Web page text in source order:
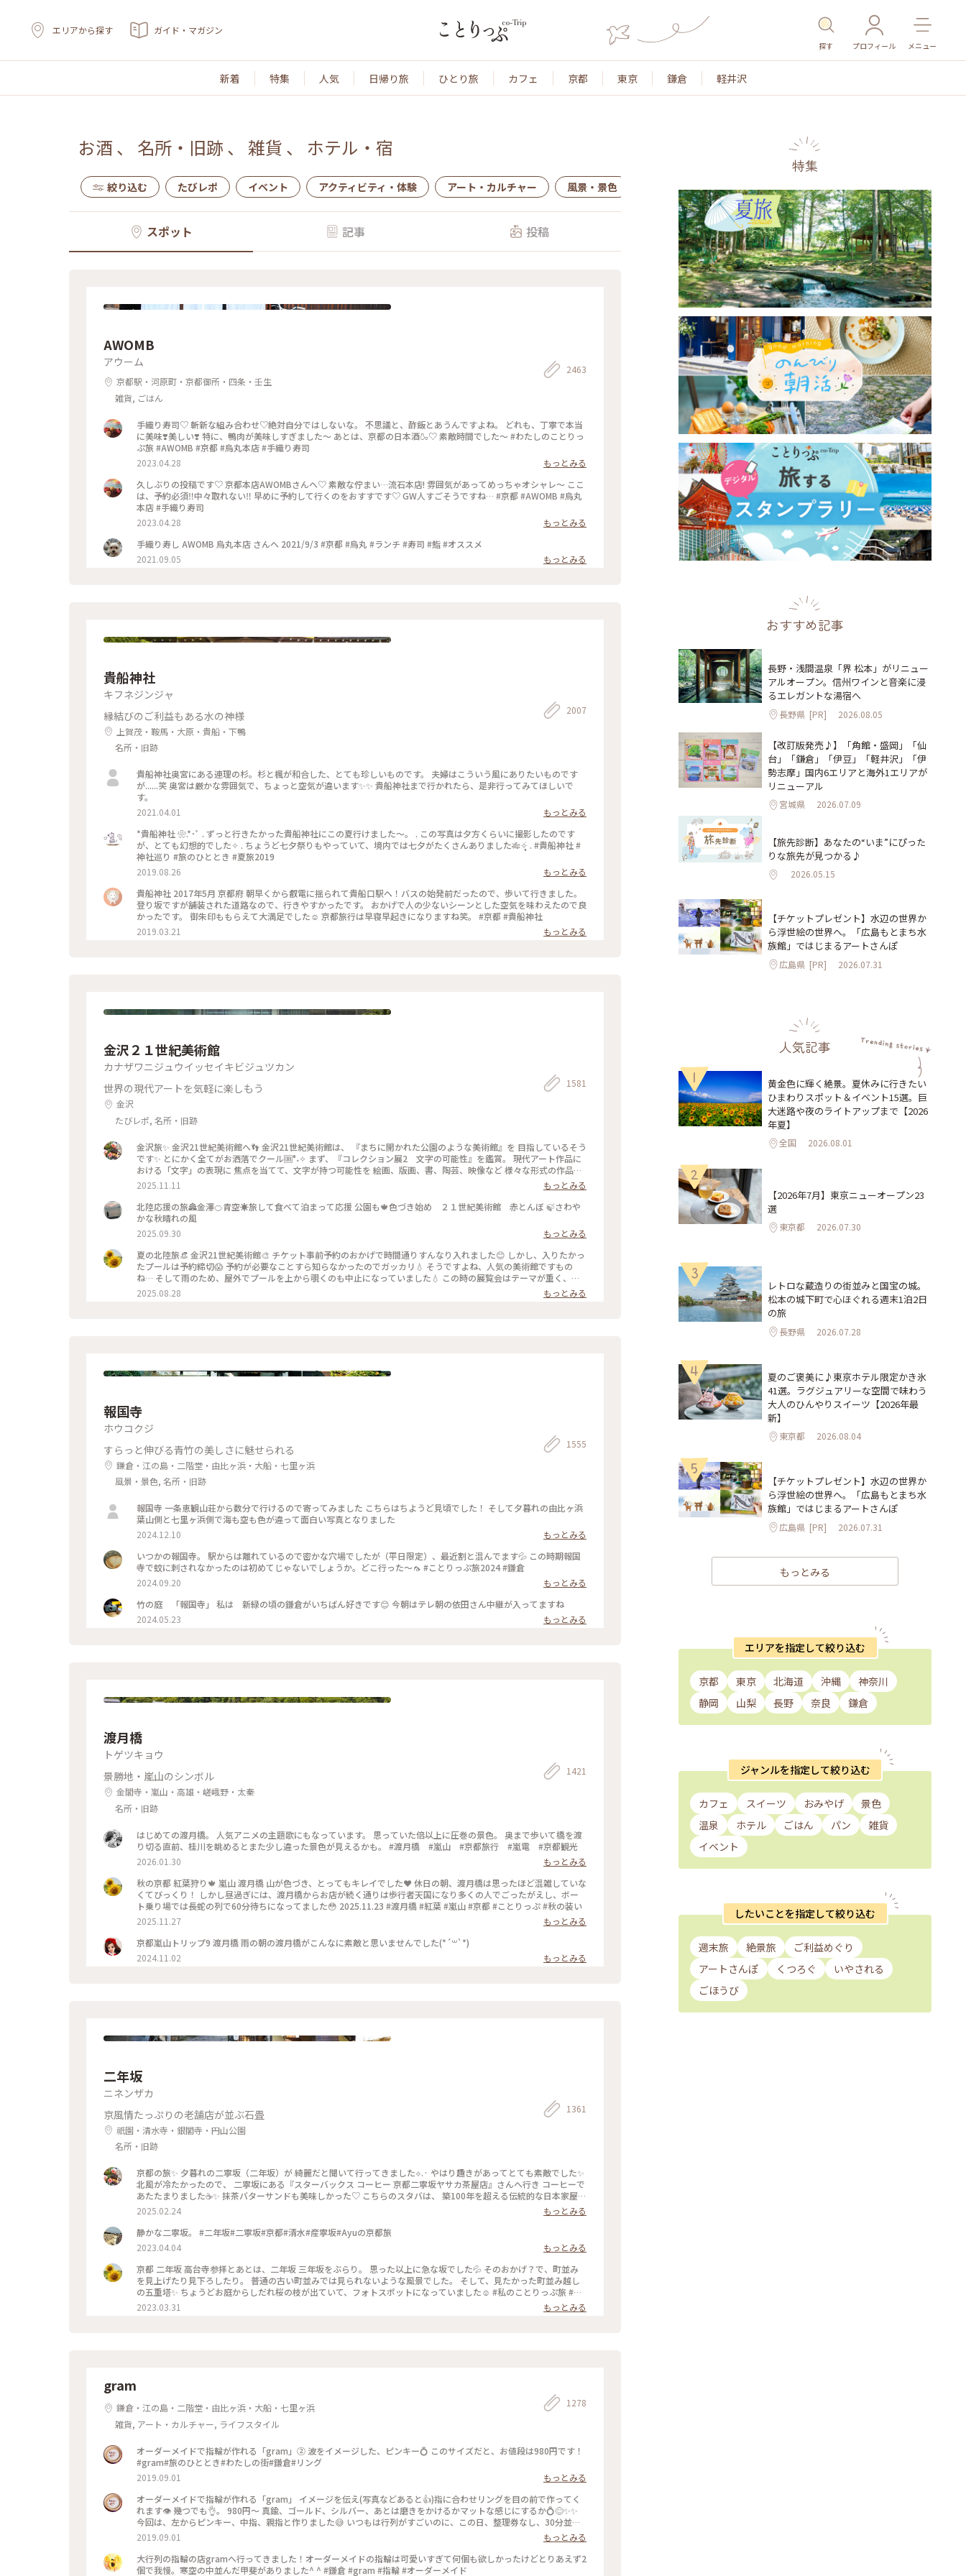
エリアから探す ガイド・マガジン
探す プロフィール メニュー
新着 特集 人気 日帰り旅 ひとり旅 カフェ 京都 東京 鎌倉 軽井沢
お酒 、 名所・旧跡 、 雑貨 、 ホテル・宿
絞り込む たびレポ イベント アクティビティ・体験 アート・カルチャー 風景・景色 名所・旧跡 温泉・スパ その他施設 ごはん
スポット 記事 投稿
AWOMB
アウーム
京都駅・河原町・京都御所・四条・壬生
雑貨, ごはん
2463
手織り寿司♡ 斬新な組み合わせ♡絶対自分ではしないな。 不思議と、酢飯とあうんですよね。 どれも、丁寧で本当
に美味❣️美しい❣️ 特に、鴨肉が美味しすぎました〜 あとは、京都の日本酒🍶♡ 素敵時間でした〜 #わたしのことりっ
ぷ旅 #AWOMB #京都 #烏丸本店 #手織り寿司
2023.04.28
もっとみる
久しぶりの投稿です♡ 京都本店AWOMBさんへ♡ 素敵な佇まい…流石本店! 雰囲気があってめっちゃオシャレ〜 ここ
は、予約必須‼︎中々取れない‼︎ 早めに予約して行くのをおすすです♡ GW人すごそうですね… #京都 #AWOMB #烏丸
本店 #手織り寿司
2023.04.28
もっとみる
手織り寿し AWOMB 烏丸本店 さんへ 2021/9/3 #京都 #烏丸 #ランチ #寿司 #鮨 #オススメ
2021.09.05
もっとみる
貴船神社
キフネジンジャ
縁結びのご利益もある水の神様
上賀茂・鞍馬・大原・貴船・下鴨
名所・旧跡
2007
貴船神社奥宮にある連理の杉。杉と楓が和合した、とても珍しいものです。 夫婦はこういう風にありたいものです
が......笑 奥宮は厳かな雰囲気で、ちょっと空気が違います✨✨ 貴船神社まで行かれたら、是非行ってみてほしいで
す。
2021.04.01
もっとみる
*貴船神社 ❀.*･ﾟ . ずっと行きたかった貴船神社にこの夏行けました～。 . この写真は夕方くらいに撮影したのです
が、とても幻想的でした✧︎ . ちょうど七夕祭りもやっていて、境内では七夕がたくさんありました🎋✧̣̥̇ . #貴船神社 #
神社巡り #旅のひととき #夏旅2019
2019.08.26
もっとみる
貴船神社 2017年5月 京都府 朝早くから叡電に揺られて貴船口駅へ！バスの始発前だったので、歩いて行きました。
登り坂ですが舗装された道路なので、行きやすかったです。 おかげで人の少ないシーンとした空気を味わえたので良
かったです。 御朱印ももらえて大満足でした☺️ 京都旅行は早寝早起きになりますね笑。 #京都 #貴船神社
2019.03.21
もっとみる
金沢２１世紀美術館
カナザワニジュウイッセイキビジュツカン
世界の現代アートを気軽に楽しもう
金沢
たびレポ, 名所・旧跡
1581
金沢旅✨ 金沢21世紀美術館へ👣 金沢21世紀美術館は、 『まちに開かれた公園のような美術館』を 目指しているそう
です✨ とにかく全てがお洒落でクール🆒°˖✧ まず、『コレクション展2 文字の可能性』を鑑賞。 現代アート作品に
おける「文字」の表現に 焦点を当てて、文字が持つ可能性を 絵画、版画、書、陶芸、映像など 様々な形式の作品を
通して探求しています。 文字に関して多角的な視点から見た作品の数々、 こういう見方もあるんだ！と とても興味
深かったです✨ また、『SIDE CORE Living road, Living space / 生きている道、生きるための場所』も鑑賞。 これ
は、アートチームSIDE COREの展覧会で、 「道」や「移動」をテーマに、 ストリートカルチャーの視点から 「異な
る場所をつなぐ表現」、 「生きるための場所」を 美術館の中に創出することを目指しているそう✨ 様々な角度から
道や移動を見ている作品、 一体感もあってとっても面白かったです！ 一日中いても楽しめる とっても素敵な美術館
でした💕 ✳︎ 『コレクション展2 文字の可能性』 2025年9月27日(土) - 2026年1月18日(日） ✳︎ 『SIDE CORE Living
road, Living space / 生きている道、生きるための場所』 2025年10月18日(土) - 2026年3月15日(日) #金沢21世紀美
術館 #コレクション展2文字の可能性 #SIDECORELivingroadLivingspace/生きている道生きるための場所 #ことりっ
ぷと一緒 #金沢 #金沢旅
2025.11.11
もっとみる
北陸応援の旅🏯金澤🍊青空☀️旅して食べて泊まって応援 公園も🍁色づき始め ２１世紀美術館 赤とんぼ 🍃さわや
かな秋晴れの風
2025.09.30
もっとみる
夏の北陸旅👒 金沢21世紀美術館🎨‎ チケット事前予約のおかげで時間通りすんなり入れました😊 しかし、入りたかっ
たプールは予約締切😱 予約が必要なことすら知らなかったのでガッカリ💧 そうですよね、人気の美術館ですもの
ね… そして雨のため、屋外でプールを上から覗くのも中止になっていました💧 この時の展覧会はテーマが重く、見
るのが辛くて途中でギブアップしてしまいました… 館内をぐるっと回っていると雨が止み、上から覗くプールが見ら
れるようになり急いで見学！ ものの数分でまた雨が降り始めて見学中止になり、少しの間でしたが見られて良かっ
2025.08.28 もっとみる
報国寺
ホウコクジ
すらっと伸びる青竹の美しさに魅せられる
鎌倉・江の島・二階堂・由比ヶ浜・大船・七里ヶ浜
風景・景色, 名所・旧跡
1555
報国寺 一条恵観山荘から数分で行けるので寄ってみました こちらはちようど見頃でした！ そして夕暮れの由比ヶ浜
葉山側と七里ヶ浜側で海も空も色が違って面白い写真となりました
2024.12.10
もっとみる
いつかの報国寺。 駅からは離れているので密かな穴場でしたが（平日限定）、最近割と混んでます💦 この時期報国
寺で蚊に刺されなかったのは初めてじゃないでしょうか。どこ行った〜🦟 #ことりっぷ旅2024 #鎌倉
2024.09.20
もっとみる
竹の庭 「報国寺」 私は 新緑の頃の鎌倉がいちばん好きです😊 今朝はテレ朝の依田さん中継が入ってますね
2024.05.23
もっとみる
渡月橋
トゲツキョウ
景勝地・嵐山のシンボル
金閣寺・嵐山・高雄・嵯峨野・太秦
名所・旧跡
1421
はじめての渡月橋。 人気アニメの主題歌にもなっています。 思っていた倍以上に圧巻の景色。 奥まで歩いて橋を渡
り切る直前、桂川を眺めるとまた少し違った景色が見えるかも。 #渡月橋 #嵐山 #京都旅行 #嵐電 #京都観光
2026.01.30
もっとみる
秋の京都 紅葉狩り🍁 嵐山 渡月橋 山が色づき、とってもキレイでした❤️ 休日の朝、渡月橋は思ったほど混雑していな
くてびっくり！ しかし昼過ぎには、渡月橋からお店が続く通りは歩行者天国になり多くの人でごったがえし、ボー
ト乗り場では長蛇の列で60分待ちになってました😳 2025.11.23 #渡月橋 #紅葉 #嵐山 #京都 #ことりっぷ #秋の装い
2025.11.27
もっとみる
京都嵐山トリップ9 渡月橋 雨の朝の渡月橋がこんなに素敵と思いませんでした(*´꒳`*)
2024.11.02
もっとみる
二年坂
ニネンザカ
京風情たっぷりの老舗店が並ぶ石畳
祇園・清水寺・銀閣寺・円山公園
名所・旧跡
1361
京都の旅✨ 夕暮れの二寧坂（二年坂）が 綺麗だと聞いて行ってきました︎︎⟡.· やはり趣きがあってとても素敵でした✨
北風が冷たかったので、 二寧坂にある『スターバックス コーヒー 京都二寧坂ヤサカ茶屋店』さんへ行き コーヒーで
あたたまりました☕️✨ 抹茶バターサンドも美味しかった♡ こちらのスタバは、 築100年を超える伝統的な日本家屋の
店舗で、 畳の間でコーヒー体験が楽しめます。 私の隣にいた観光客さんが、 畳の間はどこかと聞いてこられたので
こちらですよとお伝えしました😊 観光客さんは「ここに来るのが 夢だったんです✨」と話していました。 その気持
ちがよくわかります。 とても素敵なスタバでした⟡.·*. のんびりと散策が楽しい 夕暮れのニ寧坂でした(˶ˊᵕˋ˵)✨ #二
寧坂 #二年坂 #京都 #京都旅 #スターバックスコーヒー京都二寧坂ヤサカ茶屋店 #スタバ #ぽかぽか #夕暮れの二寧坂
2025.02.24
もっとみる
静かな二寧坂。 #二年坂#二寧坂#京都#清水#産寧坂#Ayuの京都旅
2023.04.04
もっとみる
京都 二年坂 高台寺参拝とあとは、二年坂 三年坂をぶらり。 思った以上に急な坂でした💦 そのおかげ？で、町並み
を見上げたり見下ろしたり。 普通の古い町並みでは見られないような風景でした。 そして、見たかった町並み越し
の五重塔✨ ちょうどお庭からしだれ桜の枝が出ていて、フォトスポットになっていました☺️ #私のことりっぷ旅 #花
2023.03.31 もっとみる
gram
鎌倉・江の島・二階堂・由比ヶ浜・大船・七里ヶ浜
雑貨, アート・カルチャー, ライフスタイル
1278
オーダーメイドで指輪が作れる「gram」② 波をイメージした、ピンキー💍 このサイズだと、お値段は980円です！
#gram#旅のひととき#わたしの街#鎌倉#リング
2019.09.01
もっとみる
オーダーメイドで指輪が作れる「gram」 イメージを伝え(写真などあると👍)指に合わせリングを目の前で作ってく
れます👁 幾つでも👌。 980円〜 真鍮、ゴールド、シルバー、あとは磨きをかけるかマットな感じにするか💍😊✨✨
今回は、左からピンキー、中指、親指と作りました😅 いつもは行列がすごいのに、この日、整理券なし、30分並び
入れました😱😱‼️(平日の夕方) 皆さん、カップルもいだけど、グループで来られ旅の思い出に作られたりしている方
が多かったです😊 まさか、入れると思わなかったので、待ち時間に情報収集し勢いで作ったリング。それでも、な
んだか愛着がわきますね… 次は、重ね付けられるのを作ろうかなぁ… #gram#旅のひととき#わたしの街#鎌倉#リン
グ
2019.09.01
もっとみる
大行列の指輪の店gramへ行ってきました！オーダーメイドの指輪は可愛いすぎて何個も欲しかったけどとりあえず2
個で我慢。寒空の中並んだ甲斐がありました^ ^ #鎌倉 #gram #指輪 #オーダーメイド
特集
おすすめ記事
長野・浅間温泉「界 松本」がリニュー
アルオープン。信州ワインと音楽に浸
るエレガントな湯宿へ
長野県 [PR] 2026.08.05
【改訂版発売♪】「角館・盛岡」「仙
台」「鎌倉」「伊豆」「軽井沢」「伊
勢志摩」国内6エリアと海外1エリアが
リニューアル
宮城県 2026.07.09
【旅先診断】あなたの“いま”にぴった
りな旅先が見つかる♪
2026.05.15
【チケットプレゼント】水辺の世界か
ら浮世絵の世界へ。「広島もとまち水
族館」ではじまるアートさんぽ
広島県 [PR] 2026.07.31
人気記事
1
黄金色に輝く絶景。夏休みに行きたい
ひまわりスポット＆イベント15選。巨
大迷路や夜のライトアップまで【2026
年夏】
全国 2026.08.01
2
【2026年7月】東京ニューオープン23
選
東京都 2026.07.30
3
レトロな蔵造りの街並みと国宝の城。
松本の城下町で心ほぐれる週末1泊2日
の旅
長野県 2026.07.28
4
夏のご褒美に♪東京ホテル限定かき氷
41選。ラグジュアリーな空間で味わう
大人のひんやりスイーツ【2026年最
新】
東京都 2026.08.04
5
【チケットプレゼント】水辺の世界か
ら浮世絵の世界へ。「広島もとまち水
族館」ではじまるアートさんぽ
広島県 [PR] 2026.07.31
もっとみる
エリアを指定して絞り込む
京都 東京 北海道 沖縄
神奈川
静岡
山梨 長野 奈良 鎌倉
ジャンルを指定して絞り込む
カフェ スイーツ おみやげ
景色
温泉
ホテル ごはん パン
雑貨
イベント
したいことを指定して絞り込む
週末旅 絶景旅
ご利益めぐり
アートさんぽ
くつろぐ
いやされる
ごほうび